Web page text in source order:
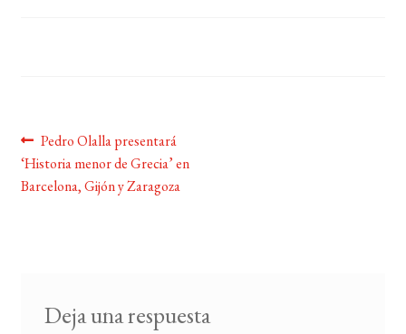
Navegación
de
Anterior:
Pedro Olalla presentará
‘Historia menor de Grecia’ en
Barcelona, Gijón y Zaragoza
Deja una respuesta